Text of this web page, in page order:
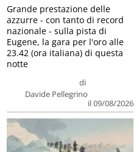
di
Davide Pellegrino
il 09/08/2026
Grande prestazione delle
azzurre - con tanto di record
nazionale - sulla pista di
Eugene, la gara per l'oro alle
23.42 (ora italiana) di questa
notte